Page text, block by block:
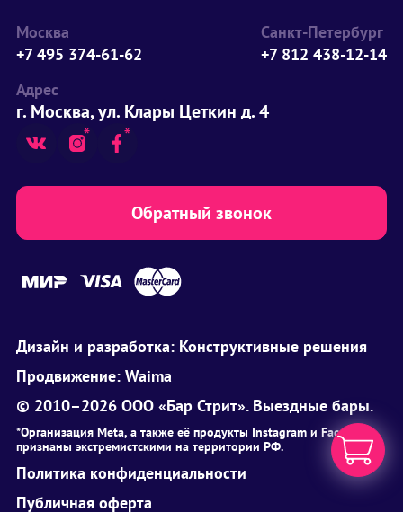
Москва
+7 495 374-61-62
Санкт-Петербург
+7 812 438-12-14
Адрес
г. Москва, ул. Клары Цеткин д. 4
Обратный звонок
Дизайн и разработка: Конструктивные решения
Продвижение: Waima
© 2010–2026 ООО «Бар Стрит». Выездные бары.
*Организация Meta, а также её продукты Instagram и Facebook
признаны экстремистскими на территории РФ.
Политика конфиденциальности
Публичная оферта